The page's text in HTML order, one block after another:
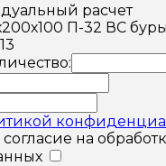
расчет
П-32 ВС
на